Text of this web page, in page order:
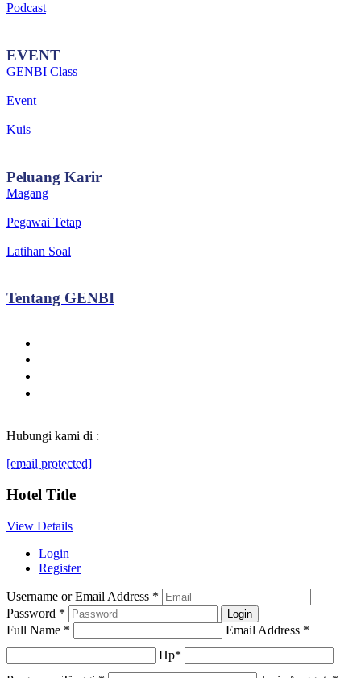
Podcast
EVENT
GENBI Class
Event
Kuis
Peluang Karir
Magang
Pegawai Tetap
Latihan Soal
Tentang GENBI
Hubungi kami di :
[email protected]
© Generasibaruindonesia.com 2022. All rights reserved.
Hotel Title
View Details
Login
Register
Username or Email Address *
Password *
Full Name * Email Address *
Hp*